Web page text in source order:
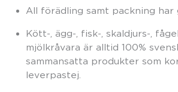
All förädling samt packning har
Kött-, ägg-, fisk-, skaldjurs-,
mjölkråvara är alltid 100%
sammansatta produkter som
leverpastej.